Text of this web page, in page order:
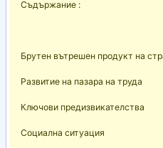
Съдържание :
Брутен вътрешен продукт на
Развитие на пазара на труда
Ключови предизвикателства
Социална ситуация